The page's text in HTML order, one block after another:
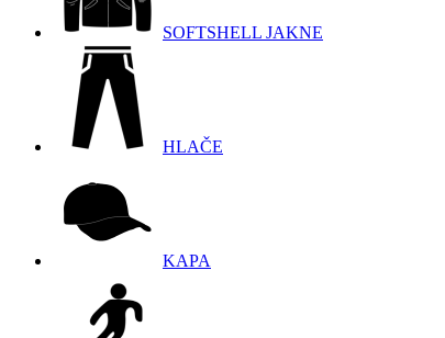
SOFTSHELL JAKNE
HLAČE
KAPA